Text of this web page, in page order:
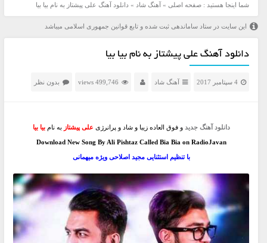
شما اینجا هستید : صفحه اصلی » آهنگ شاد » دانلود آهنگ علی پیشتاز به نام بیا بیا
این سایت در ستاد ساماندهی ثبت شده و تابع قوانین جمهوری اسلامی میباشد
دانلود آهنگ علی پیشتاز به نام بیا بیا
4 سپتامبر 2017 آهنگ شاد 499,746 views بدون نظر
دانلود آهنگ جدید و فوق العاده زیبا و شاد و پرانرژی علی پیشتاز به نام بیا بیا
Download New Song By Ali Pishtaz Called Bia Bia on RadioJavan
با تنظیم استثنایی مجید اصلاحی ویژه میهمانی